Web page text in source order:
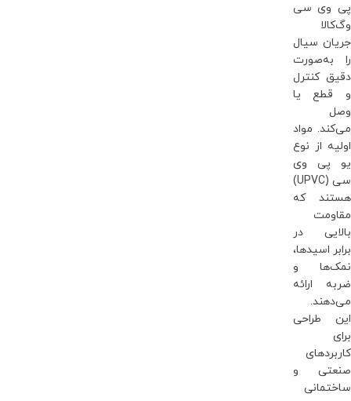
پی وی سی
وگ‌کالا
جریان سیال
را به‌صورت
دقیق کنترل
و قطع یا
وصل
می‌کند. مواد
اولیه از نوع
یو پی وی
سی (UPVC)
هستند که
مقاومت
بالایی در
برابر اسیدها،
نمک‌ها و
ضربه ارائه
می‌دهند.
این طراحی
برای
کاربردهای
صنعتی و
ساختمانی